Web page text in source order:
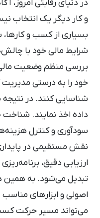
در دنیای رقابتی
و کار دیگر یک انتخاب
بسیاری از کسب ‌و
شرایط مالی خود با
بررسی منظم وضعیت
خود را به‌ درستی
شناسایی کنند. در نتیجه
داده اخذ نمایند.
سودآوری و کنترل
نقش مستقیمی در
ارزیابی دقیق،
تبدیل می‌شود. به همین
اصولی و ابزارهای
می‌تواند مسیر حرکت کسب